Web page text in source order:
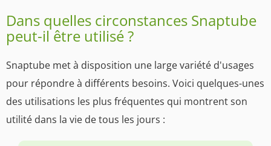
Dans quelles circonstances Snaptube
peut-il être utilisé ?
Snaptube met à disposition une large variété d'usages
pour répondre à différents besoins. Voici quelques-unes
des utilisations les plus fréquentes qui montrent son
utilité dans la vie de tous les jours :